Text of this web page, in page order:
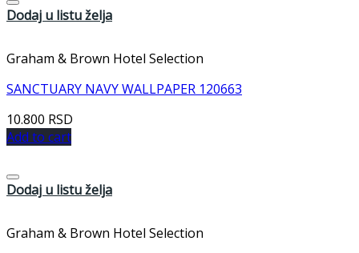
Dodaj u listu želja
Graham & Brown Hotel Selection
SANCTUARY NAVY WALLPAPER 120663
10.800 RSD
Add to cart
Dodaj u listu želja
Graham & Brown Hotel Selection